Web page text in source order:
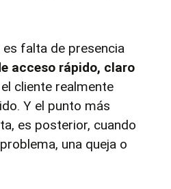
es falta de presencia
acceso rápido, claro
cliente realmente
Y el punto más
es posterior, cuando
una queja o